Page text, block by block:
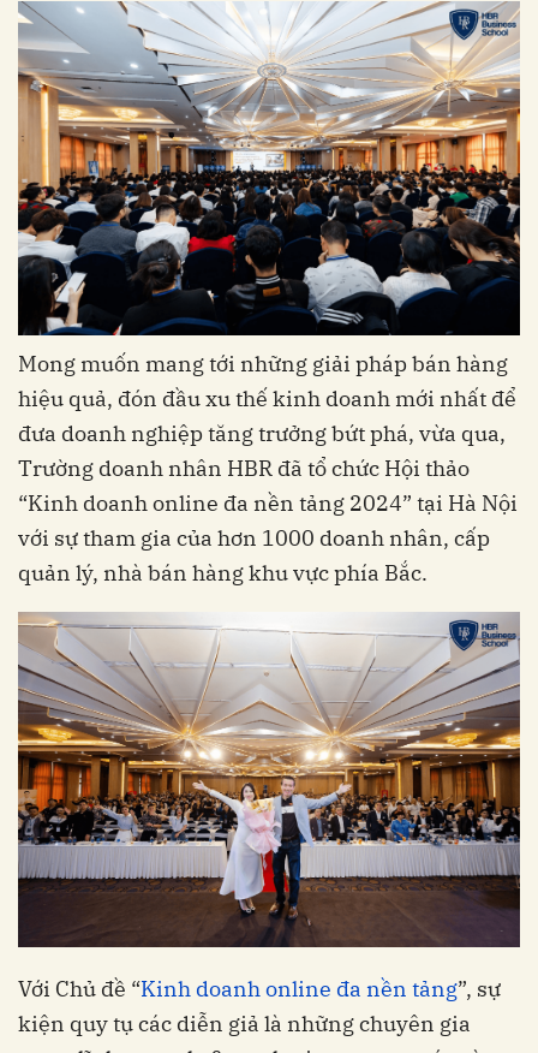
Mong muốn mang tới những giải pháp bán hàng
hiệu quả, đón đầu xu thế kinh doanh mới nhất để
đưa doanh nghiệp tăng trưởng bứt phá, vừa qua,
Trường doanh nhân HBR đã tổ chức Hội thảo
“Kinh doanh online đa nền tảng 2024” tại Hà Nội
với sự tham gia của hơn 1000 doanh nhân, cấp
quản lý, nhà bán hàng khu vực phía Bắc.
Với Chủ đề “Kinh doanh online đa nền tảng”, sự
kiện quy tụ các diễn giả là những chuyên gia